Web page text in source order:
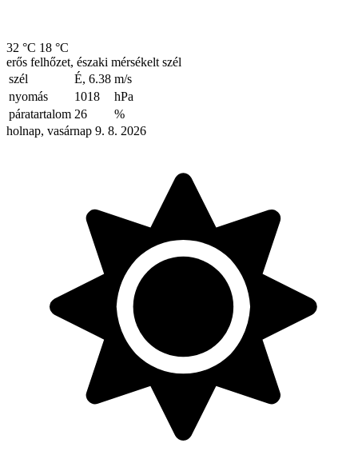
32 °C 18 °C
erős felhőzet, északi mérsékelt szél
szél
É, 6.38 m/s
nyomás
1018
hPa
páratartalom 26
%
holnap, vasárnap 9. 8. 2026